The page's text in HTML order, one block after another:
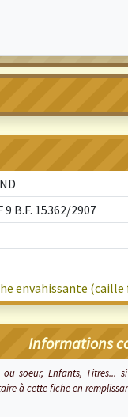
9 B.F. 15362/2907
envahissante (caille
Informations
soeur, Enfants, Titres...
à cette fiche en